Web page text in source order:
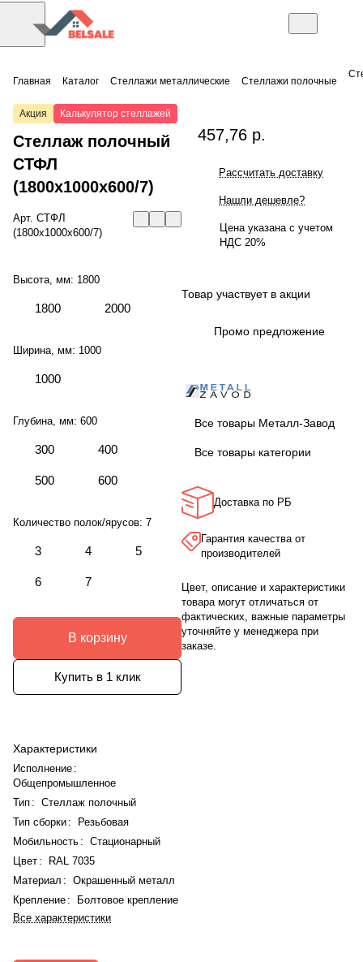
Главная Каталог Стеллажи металлические Стеллажи полочные
Акция Калькулятор стеллажей
Стеллаж полочный
СТФЛ
(1800x1000x600/7)
Арт. СТФЛ
(1800x1000x600/7)
Высота, мм: 1800
1800 2000
Ширина, мм: 1000
1000
Глубина, мм: 600
300 400
500 600
Количество полок/ярусов: 7
3 4 5
6 7
В корзину
Купить в 1 клик
Характеристики
Исполнение :
Общепромышленное
Тип : Стеллаж полочный
Тип сборки:
Резьбовая
Мобильность : Стационарный
Цвет :
RAL 7035
Материал : Окрашенный металл
Крепление :
Болтовое крепление
Все характеристики
457,76 р.
Рассчитать доставку
Нашли дешевле?
Цена указана с учетом
НДС 20%
Товар участвует в акции
Промо предложение
Все товары Металл-Завод
Все товары категории
Доставка по РБ
Гарантия качества от
производителей
Цвет, описание и характеристики
товара могут отличаться от
фактических, важные параметры
уточняйте у менеджера при
заказе.